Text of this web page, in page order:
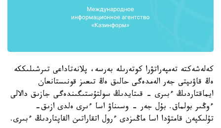
كەلەشەكتە تەمپەراتۋرا كوتەرىلە بەرسە، پلانەتاداعى تىرشىلىككە
ەڭ قاۋىپتى جەر الەمدەگى حالىق ەڭ تىعىز قونىستانعان
ايماقتاردىڭ ءبىرى - قىتايدىڭ سولتۇستىگىندەگى جازىق دالالى
ءوڭىر بولماق. بۇل جەر - وسىناۋ اسا ءىرى ەلدى ازىق-
تۇلىكپەن قامتۋدا اسا ماڭىزدى ءرول اتقاراتىن القاپتاردىڭ ءبىرى.